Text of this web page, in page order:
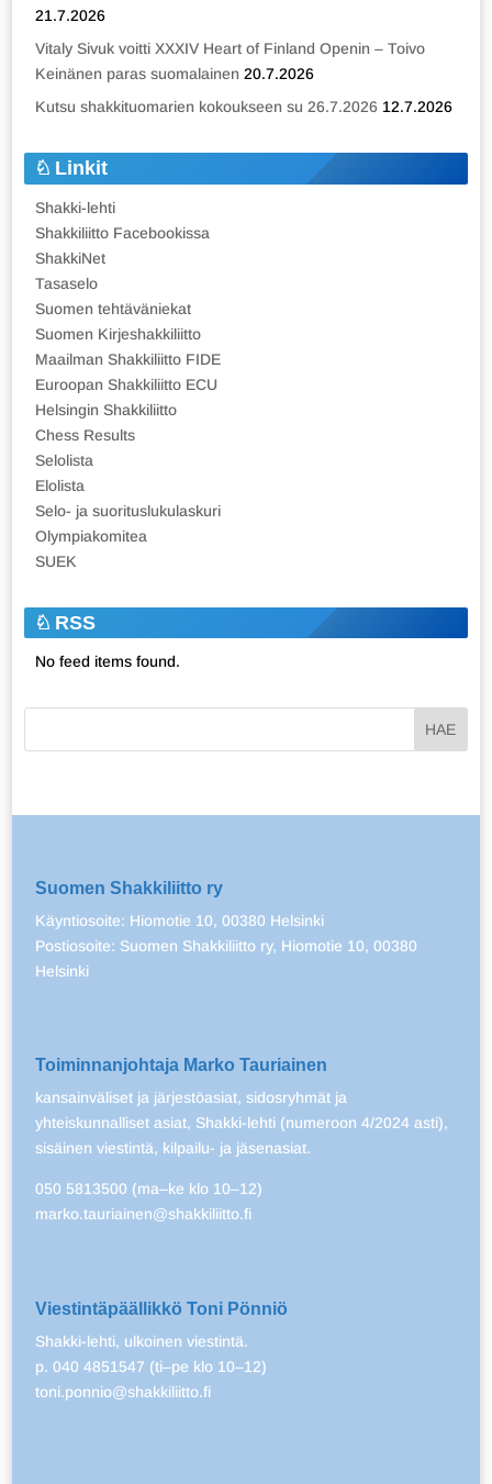
21.7.2026
Vitaly Sivuk voitti XXXIV Heart of Finland Openin – Toivo
Keinänen paras suomalainen 20.7.2026
Kutsu shakkituomarien kokoukseen su 26.7.2026 12.7.2026
Linkit
Shakki-lehti
Shakkiliitto Facebookissa
ShakkiNet
Tasaselo
Suomen tehtäväniekat
Suomen Kirjeshakkiliitto
Maailman Shakkiliitto FIDE
Euroopan Shakkiliitto ECU
Helsingin Shakkiliitto
Chess Results
Selolista
Elolista
Selo- ja suorituslukulaskuri
Olympiakomitea
SUEK
RSS
No feed items found.
Suomen Shakkiliitto ry
Käyntiosoite: Hiomotie 10, 00380 Helsinki
Postiosoite: Suomen Shakkiliitto ry, Hiomotie 10, 00380
Helsinki
Toiminnanjohtaja Marko Tauriainen
kansainväliset ja järjestöasiat, sidosryhmät ja
yhteiskunnalliset asiat, Shakki-lehti (numeroon 4/2024 asti),
sisäinen viestintä, kilpailu- ja jäsenasiat.
050 5813500 (ma–ke klo 10–12)
marko.tauriainen@shakkiliitto.fi
Viestintäpäällikkö Toni Pönniö
Shakki-lehti, ulkoinen viestintä.
p. 040 4851547 (ti–pe klo 10–12)
toni.ponnio@shakkiliitto.fi